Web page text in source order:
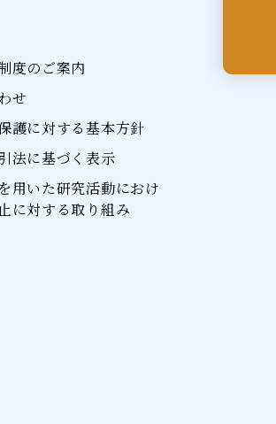
度のご案内
せ
護に対する基本方針
法に基づく表示
用いた研究活動におけ
に対する取り組み